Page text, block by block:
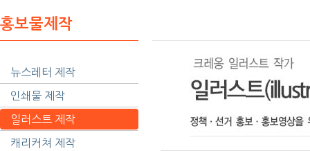
홍보물제작
뉴스레터 제작
인쇄물 제작
일러스트 제작
캐리커쳐 제작